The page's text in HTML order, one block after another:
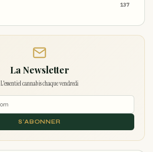
137
La Newsletter
L'essentiel cannabis chaque vendredi
S'ABONNER